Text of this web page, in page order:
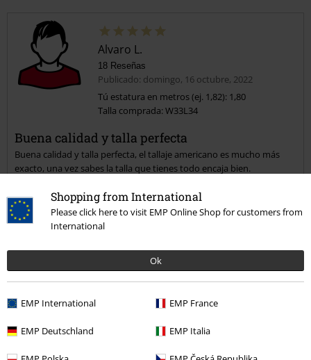
Shopping from International
Please click here to visit EMP Online Shop for customers from
International
Ok
EMP International EMP France
EMP Deutschland EMP Italia
Alvaro L.
18 Reseñas
Publicado: domingo, 16 octubre, 2022
Tú estatura en metros (ej. 1,82): 1,80
Talla comprada: W33L34
Buena calidad y talla perfecta
Buena calidad y talla perfecta, el tallaje americano es mucho más
exacto, una vez sabes la talla que tienes todo encaja bien.
5
Ajuste
Reseña verificada